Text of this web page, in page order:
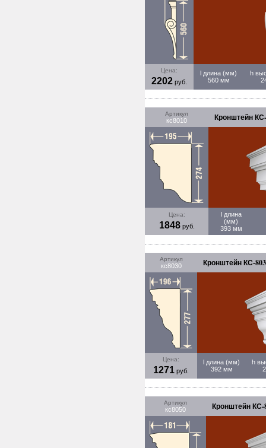
Цена:
2202 руб.
l длина (мм)
560 мм
h
Артикул
кс8010 Кронштейн
Цена:
1848руб.
l длина
(мм)
393 мм
Артикул
кс8030 Кронштейн КС-
Цена:
1271 руб.
l длина (мм)
392 мм
h
Артикул
кс8050 Кронштейн КС-